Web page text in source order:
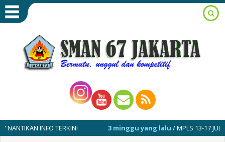
INFO TERKINI 3 minggu yang lalu/ MPLS 13-17 JULI 2026